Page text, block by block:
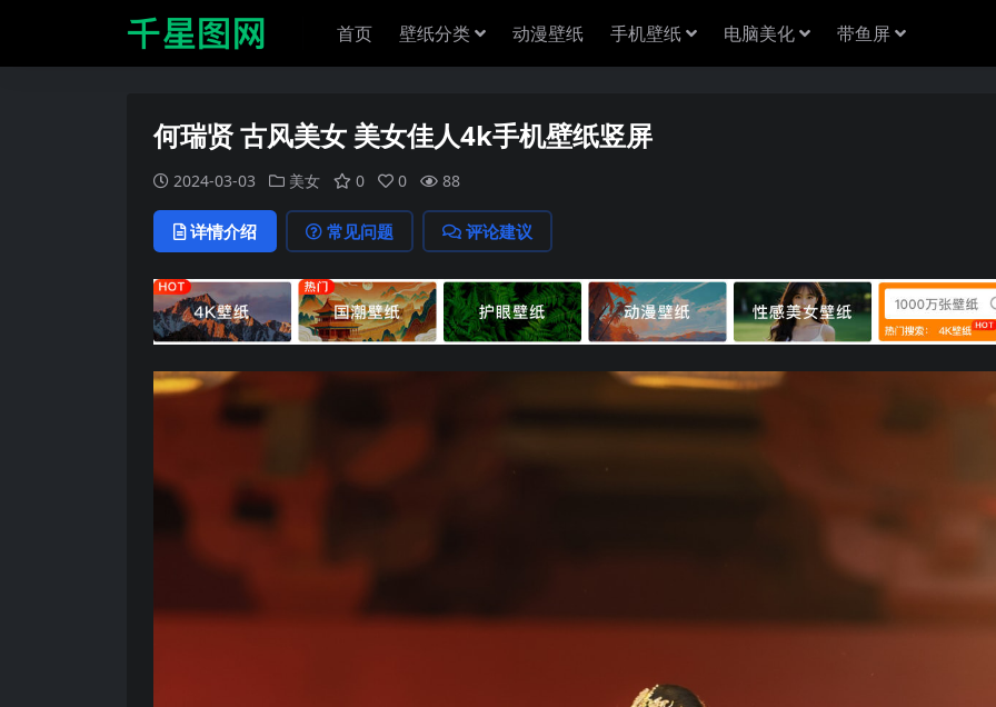
首页 壁纸分类 动漫壁纸 手机壁纸 电脑美化 带鱼屏
何瑞贤 古风美女 美女佳人4k手机壁纸竖屏
2024-03-03 美女 0 0 88
详情介绍 常见问题 评论建议